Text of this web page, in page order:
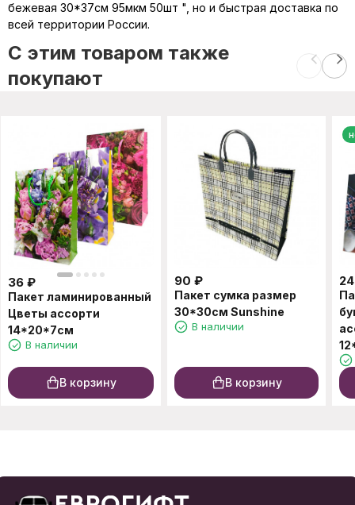
бежевая 30*37см 95мкм 50шт ", но и быстрая доставка по
всей территории России.
C этим товаром также
покупают
36 ₽
Пакет ламинированный
Цветы ассорти
14*20*7см
В наличии
В корзину
90 ₽
Пакет сумка размер
30*30см Sunshine
В наличии
В корзину
24